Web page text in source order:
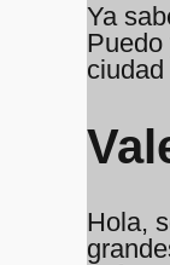
Ya
Hola,